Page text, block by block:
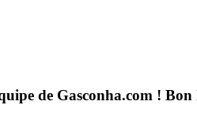
de Gasconha.com !